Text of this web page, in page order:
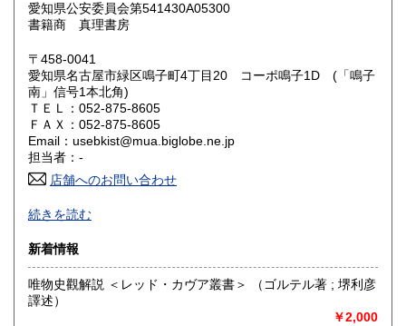
鳥取県
岡山県 360円 広島県 360円
山口県 360円
香川県 360円 愛媛県
高知県 360円
佐賀県
熊本県 360円 大分県 360円
宮崎県
愛知県公安委員会第541430A05300
書籍商 真理書房
〒458-0041
愛知県名古屋市緑区鳴子町4丁目20 コーポ鳴子1D (「鳴子
南」信号1本北角)
ＴＥＬ：052-875-8605
ＦＡＸ：052-875-8605
Email：usebkist@mua.biglobe.ne.jp
担当者：-
店舗へのお問い合わせ
3～4坪の小さな店です。（旧；イマジン・スペース・真理）
少しですが、店には、政治・経済・哲学・教育・歴史・文化
評論・美術音楽・教養書や文庫などを置いています。
全般の買入れ。大口歓迎。出張、応相談。
社会科学（経済・政治・哲学・歴史・教育・評論）・絵本に
ついて、集書に心掛けています。
続きを読む
新着情報
唯物史觀解説 ＜レッド・カヴア叢書＞ （ゴルテル著 ; 堺利彦
譯述）
￥2,000